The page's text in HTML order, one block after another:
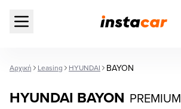
Open main menu
Αρχική Leasing HYUNDAI BAYON
HYUNDAI BAYON PREMIUM